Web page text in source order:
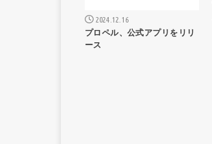
2024.12.16
プロペル、公式アプリをリリ
ース